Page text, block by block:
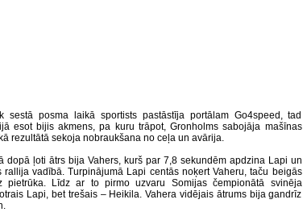
sestā posma laikā sportists pastāstīja portālam Go4speed, tad
esot bijis akmens, pa kuru trāpot, Gronholms sabojāja mašīnas
rezultātā sekoja nobraukšana no ceļa un avārija.
dopā ļoti ātrs bija Vahers, kurš par 7,8 sekundēm apdzina Lapi un
rallija vadībā. Turpinājumā Lapi centās noķert Vaheru, taču beigās
pietrūka. Līdz ar to pirmo uzvaru Somijas čempionātā svinēja
Lapi, bet trešais – Heikila. Vahera vidējais ātrums bija gandrīz